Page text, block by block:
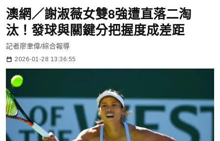
澳網／謝淑薇女雙8強遭直落二淘
汰！發球與關鍵分把握度成差距
記者廖聿偉/綜合報導
2026-01-28 13:36:55